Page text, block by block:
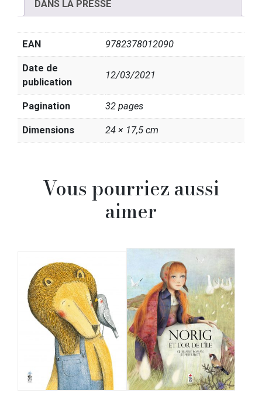
DANS LA PRESSE
EAN 9782378012090
Date de
publication
12/03/2021
Pagination 32 pages
Dimensions 24 × 17,5 cm
Vous pourriez aussi
aimer